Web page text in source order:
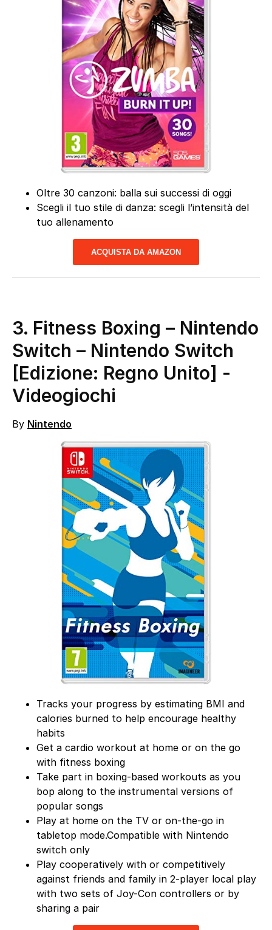
Oltre 30 canzoni: balla sui successi di oggi
Scegli il tuo stile di danza: scegli l’intensità del
tuo allenamento
ACQUISTA DA AMAZON
3. Fitness Boxing – Nintendo
Switch – Nintendo Switch
[Edizione: Regno Unito] -
Videogiochi
By Nintendo
Tracks your progress by estimating BMI and
calories burned to help encourage healthy
habits
Get a cardio workout at home or on the go
with fitness boxing
Take part in boxing-based workouts as you
bop along to the instrumental versions of
popular songs
Play at home on the TV or on-the-go in
tabletop mode.Compatible with Nintendo
switch only
Play cooperatively with or competitively
against friends and family in 2-player local play
with two sets of Joy-Con controllers or by
sharing a pair